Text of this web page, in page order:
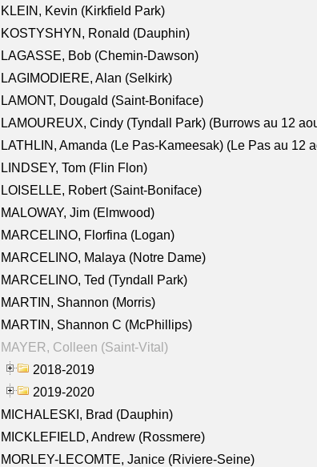
KLEIN, Kevin (Kirkfield Park)
KOSTYSHYN, Ronald (Dauphin)
LAGASSE, Bob (Chemin-Dawson)
LAGIMODIERE, Alan (Selkirk)
LAMONT, Dougald (Saint-Boniface)
LAMOUREUX, Cindy (Tyndall Park) (Burrows au 12
LATHLIN, Amanda (Le Pas-Kameesak) (Le Pas au 12
LINDSEY, Tom (Flin Flon)
LOISELLE, Robert (Saint-Boniface)
MALOWAY, Jim (Elmwood)
MARCELINO, Florfina (Logan)
MARCELINO, Malaya (Notre Dame)
MARCELINO, Ted (Tyndall Park)
MARTIN, Shannon (Morris)
MARTIN, Shannon C (McPhillips)
MAYER, Colleen (Saint-Vital)
2018-2019
2019-2020
MICHALESKI, Brad (Dauphin)
MICKLEFIELD, Andrew (Rossmere)
MORLEY-LECOMTE, Janice (Riviere-Seine)